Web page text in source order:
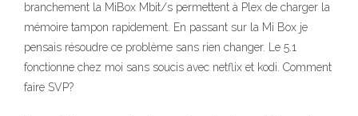
branchement la MiBox Mbit/s permettent à Plex de charger la
mémoire tampon rapidement. En passant sur la Mi Box je
pensais résoudre ce problème sans rien changer. Le 5.1
fonctionne chez moi sans soucis avec netflix et kodi. Comment
faire SVP?